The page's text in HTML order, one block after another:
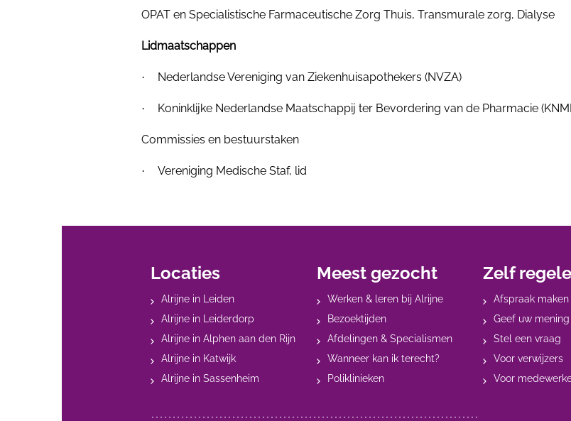
OPAT en Specialistische Farmaceutische Zorg Thuis, Transmurale zorg, Dialyse
Lidmaatschappen
· Nederlandse Vereniging van Ziekenhuisapothekers (NVZA)
· Koninklijke Nederlandse Maatschappij ter Bevordering van de Pharmacie
Commissies en bestuurstaken
· Vereniging Medische Staf, lid
Locaties
Alrijne in Leiden
Alrijne in Leiderdorp
Alrijne in Alphen aan den Rijn
Alrijne in Katwijk
Alrijne in Sassenheim
Meest gezocht
Werken & leren bij Alrijne
Bezoektijden
Afdelingen & Specialismen
Wanneer kan ik terecht?
Poliklinieken
Zelf
Afspraak maken
Geef uw mening
Stel een vraag
Voor verwijzers
Voor